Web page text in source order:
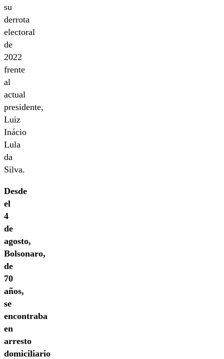
su
derrota
electoral
de
2022
frente
al
actual
presidente,
Luiz
Inácio
Lula
da
Silva.
Desde
el
4
de
agosto,
Bolsonaro,
de
70
años,
se
encontraba
en
arresto
domiciliario